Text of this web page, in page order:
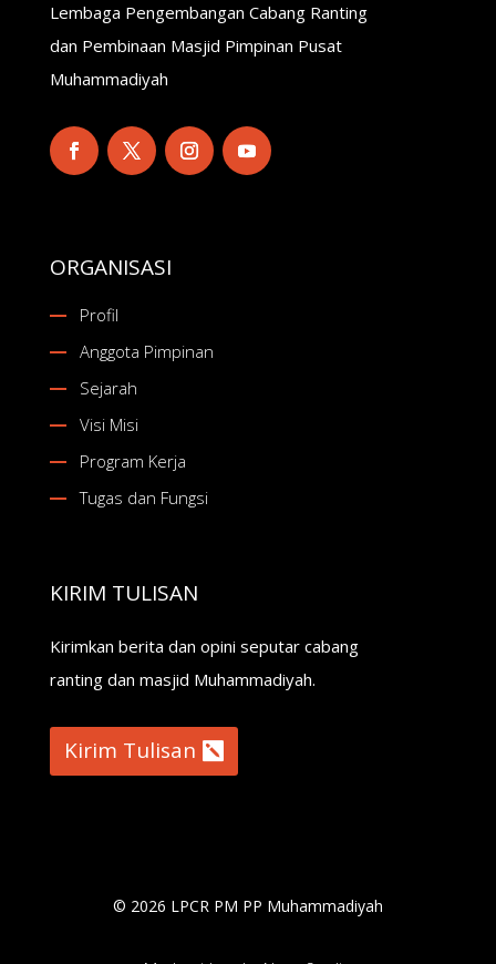
Lembaga Pengembangan Cabang Ranting
dan Pembinaan Masjid Pimpinan Pusat
Muhammadiyah
ORGANISASI
Profil
Anggota Pimpinan
Sejarah
Visi Misi
Program Kerja
Tugas dan Fungsi
KIRIM TULISAN
Kirimkan berita dan opini seputar cabang
ranting dan masjid Muhammadiyah.
Kirim Tulisan
© 2026 LPCR PM PP Muhammadiyah